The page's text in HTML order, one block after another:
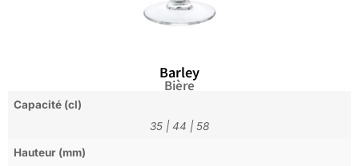
Barley
Bière
Capacité (cl)
35 | 44 | 58
Hauteur (mm)